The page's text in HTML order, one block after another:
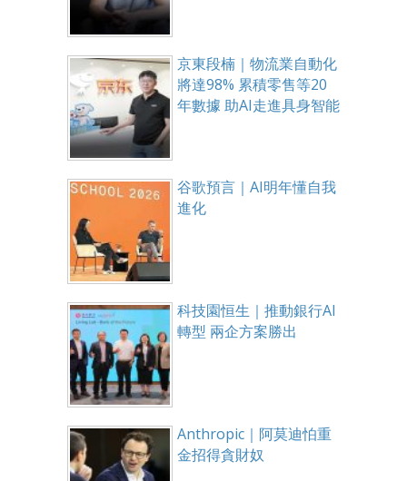
京東段楠｜物流業自動化
將達98% 累積零售等20
年數據 助AI走進具身智能
谷歌預言｜AI明年懂自我
進化
科技園恒生｜推動銀行AI
轉型 兩企方案勝出
Anthropic｜阿莫迪怕重
金招得貪財奴